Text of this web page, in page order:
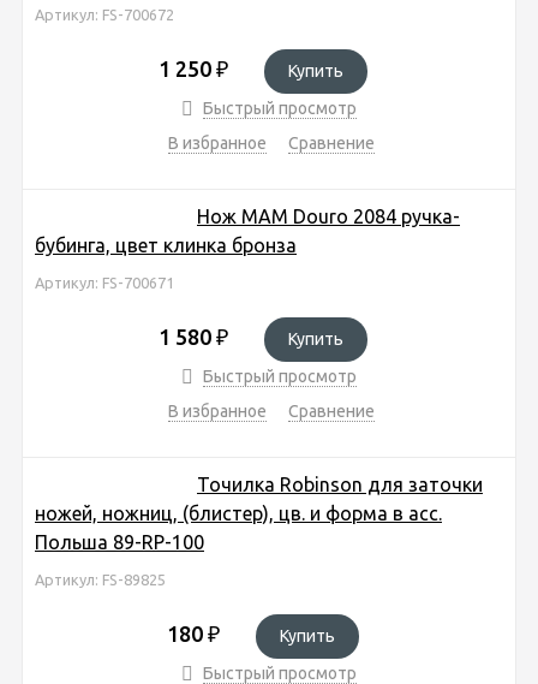
Артикул: FS-700672
1 250 ₽
Купить
Быстрый просмотр
В избранное
Сравнение
Нож MAM Douro 2084 ручка-
бубинга, цвет клинка бронза
Артикул: FS-700671
1 580 ₽
Купить
Быстрый просмотр
В избранное
Сравнение
Точилка Robinson для заточки
ножей, ножниц, (блистер), цв. и форма в асс.
Польша 89-RP-100
Артикул: FS-89825
180 ₽
Купить
Быстрый просмотр